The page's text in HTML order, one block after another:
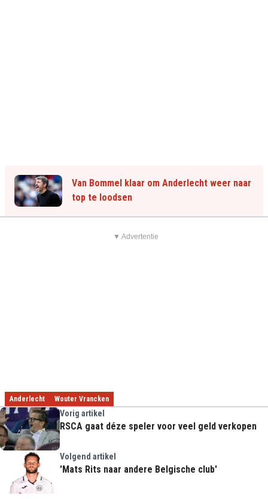
Van Bommel klaar om Anderlecht weer naar
top te loodsen
▼ Advertentie
Anderlecht Wouter Vrancken
Vorig artikel
RSCA gaat déze speler voor veel geld verkopen
Volgend artikel
'Mats Rits naar andere Belgische club'